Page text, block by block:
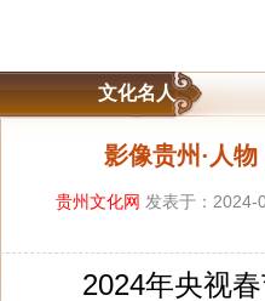
文化名人
影像贵州·人
贵州文化网 发表于：2024-
2024年央视春